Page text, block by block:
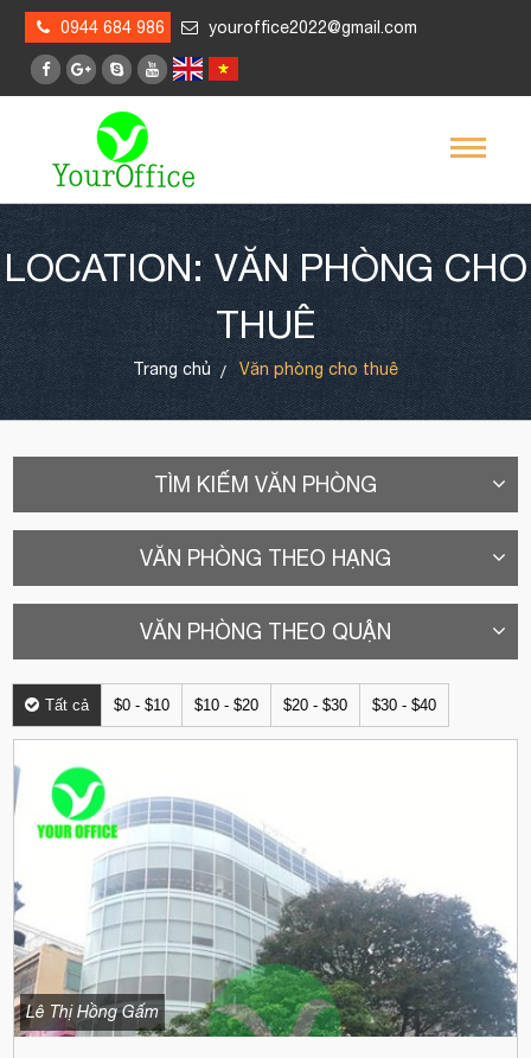
0944 684 986 youroffice2022@gmail.com
LOCATION: VĂN PHÒNG CHO
THUÊ
Trang chủ Văn phòng cho thuê
TÌM KIẾM VĂN PHÒNG
VĂN PHÒNG THEO HẠNG
VĂN PHÒNG THEO QUẬN
Tất cả $0 - $10 $10 - $20 $20 - $30 $30 - $40
Lê Thị Hồng Gấm